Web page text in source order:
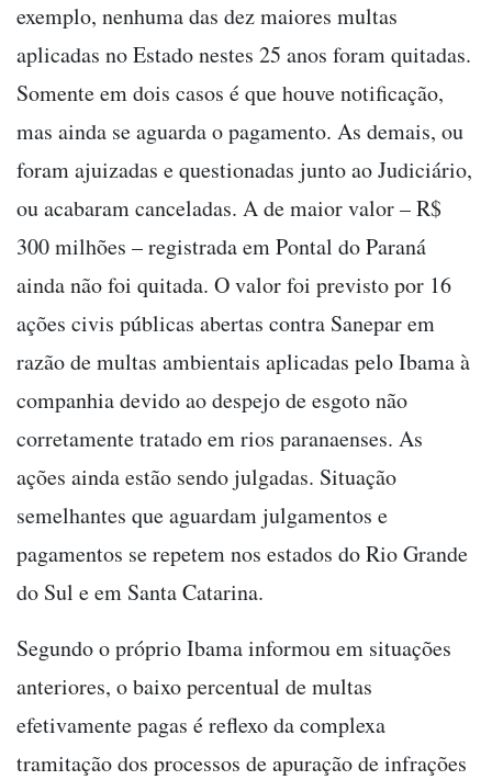
exemplo, nenhuma das dez maiores multas
aplicadas no Estado nestes 25 anos foram quitadas.
Somente em dois casos é que houve notificação,
mas ainda se aguarda o pagamento. As demais, ou
foram ajuizadas e questionadas junto ao Judiciário,
ou acabaram canceladas. A de maior valor – R$
300 milhões – registrada em Pontal do Paraná
ainda não foi quitada. O valor foi previsto por 16
ações civis públicas abertas contra Sanepar em
razão de multas ambientais aplicadas pelo Ibama à
companhia devido ao despejo de esgoto não
corretamente tratado em rios paranaenses. As
ações ainda estão sendo julgadas. Situação
semelhantes que aguardam julgamentos e
pagamentos se repetem nos estados do Rio Grande
do Sul e em Santa Catarina.
Segundo o próprio Ibama informou em situações
anteriores, o baixo percentual de multas
efetivamente pagas é reflexo da complexa
tramitação dos processos de apuração de infrações